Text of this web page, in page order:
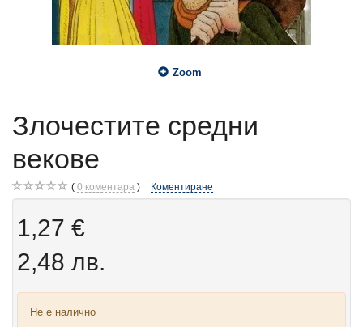
Zoom
Злочестите средни
векове
0 коментара Коментиране
1,27 €
2,48 лв.
Не е налично